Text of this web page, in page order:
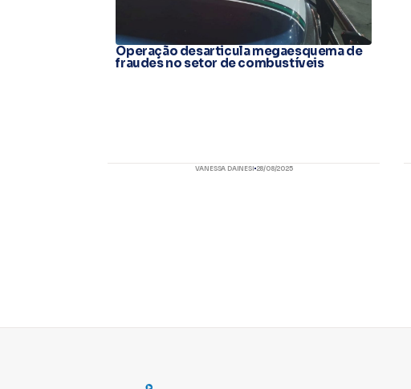
Operação desarticula megaesquema de
fraudes no setor de combustíveis
VANESSA DAINESI 28/08/2025